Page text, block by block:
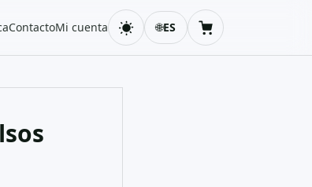
ContactoMi cuenta Cambiar tema
🌐ES Carrito